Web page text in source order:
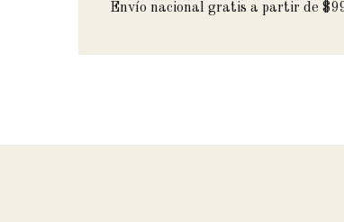
Envío nacional gratis a partir de